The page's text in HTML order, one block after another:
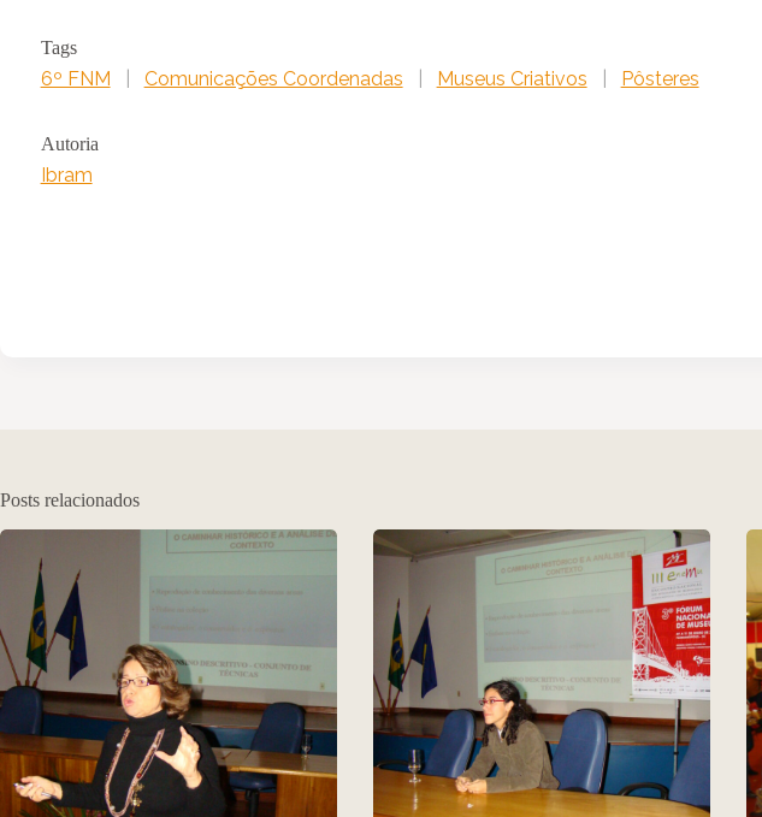
Tags
6º FNM Comunicações Coordenadas Museus Criativos Pôsteres
Autoria
Ibram
Posts relacionados